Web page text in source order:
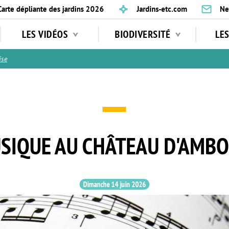
dépliante des jardins 2026 Jardins-etc.com
LES VIDÉOS BIODIVERSITÉ
AU CHÂTEAU
Dimanche 14 juin 2026